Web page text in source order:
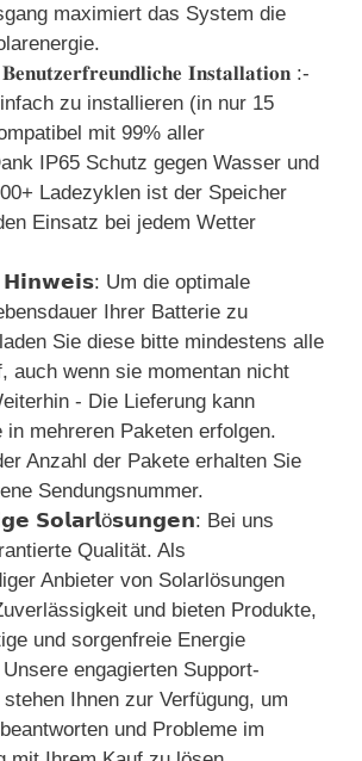
maximiert das System die
𝐈𝐧𝐬𝐭𝐚𝐥𝐥𝐚𝐭𝐢𝐨𝐧 :-
zu installieren (in nur 15
mit 99% aller
IP65 Schutz gegen Wasser und
Ladezyklen ist der Speicher
Einsatz bei jedem Wetter
Um die optimale
Ihrer Batterie zu
Sie diese bitte mindestens alle
auch wenn sie momentan nicht
- Die Lieferung kann
in mehreren Paketen erfolgen.
Anzahl der Pakete erhalten Sie
Sendungsnummer.
𝗦𝗼𝗹𝗮𝗿𝗹ö𝘀𝘂𝗻𝗴𝗲𝗻: Bei uns
Qualität. Als
Anbieter von Solarlösungen
und bieten Produkte,
und sorgenfreie Energie
engagierten Support-
Ihnen zur Verfügung, um
und Probleme im